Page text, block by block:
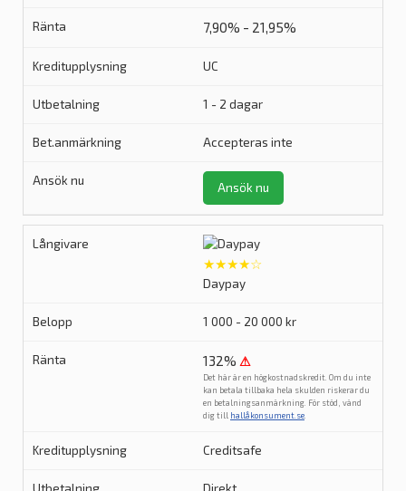
7,90% - 21,95%
UC
1 - 2 dagar
Accepteras inte
Ansök nu
★★★★☆
Daypay
1 000 - 20 000 kr
132% ⚠
Det här är en högkostnadskredit. Om du inte
kan betala tillbaka hela skulden riskerar du
en betalningsanmärkning. För stöd, vänd
dig till hallåkonsument.se
Creditsafe